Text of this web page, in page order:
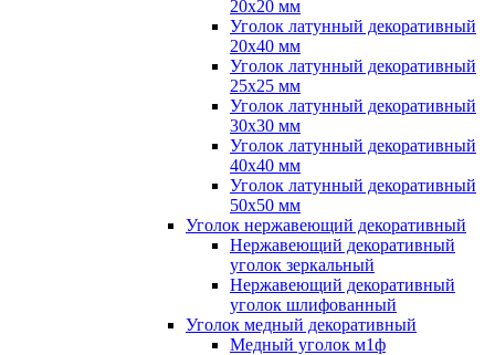
20x20 мм
Уголок латунный декоративный
20x40 мм
Уголок латунный декоративный
25x25 мм
Уголок латунный декоративный
30x30 мм
Уголок латунный декоративный
40x40 мм
Уголок латунный декоративный
50x50 мм
Уголок нержавеющий декоративный
Нержавеющий декоративный
уголок зеркальный
Нержавеющий декоративный
уголок шлифованный
Уголок медный декоративный
Медный уголок м1ф